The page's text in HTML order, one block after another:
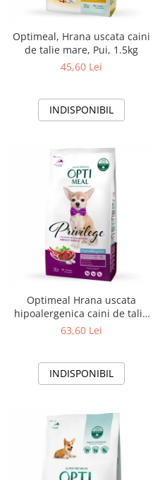
Optimeal, Hrana uscata caini
de talie mare, Pui, 1.5kg
45,60 Lei
INDISPONIBIL
Optimeal Hrana uscata
hipoalergenica caini de talie
mica - Miel si orez, 1,5kg
63,60 Lei
INDISPONIBIL